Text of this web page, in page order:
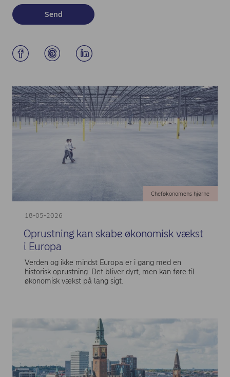
18-05-2026
Cheføkonomens hjørne
Oprustning kan skabe økonomisk vækst
i Europa
Verden og ikke mindst Europa er i gang med en
historisk oprustning. Det bliver dyrt, men kan føre til
økonomisk vækst på lang sigt.